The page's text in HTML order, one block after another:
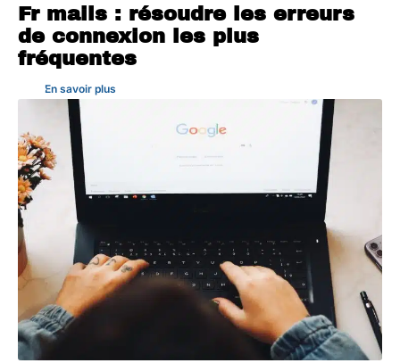
Fr mails : résoudre les erreurs
de connexion les plus
fréquentes
En savoir plus